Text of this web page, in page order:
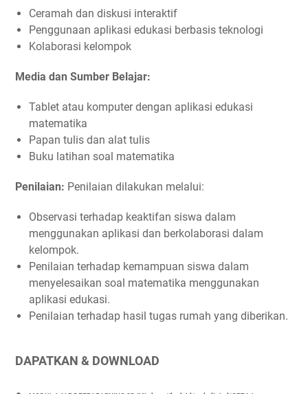
Ceramah dan diskusi interaktif
Penggunaan aplikasi edukasi berbasis teknologi
Kolaborasi kelompok
Media dan Sumber Belajar:
Tablet atau komputer dengan aplikasi edukasi
matematika
Papan tulis dan alat tulis
Buku latihan soal matematika
Penilaian: Penilaian dilakukan melalui:
Observasi terhadap keaktifan siswa dalam
menggunakan aplikasi dan berkolaborasi dalam
kelompok.
Penilaian terhadap kemampuan siswa dalam
menyelesaikan soal matematika menggunakan
aplikasi edukasi.
Penilaian terhadap hasil tugas rumah yang diberikan.
DAPATKAN & DOWNLOAD